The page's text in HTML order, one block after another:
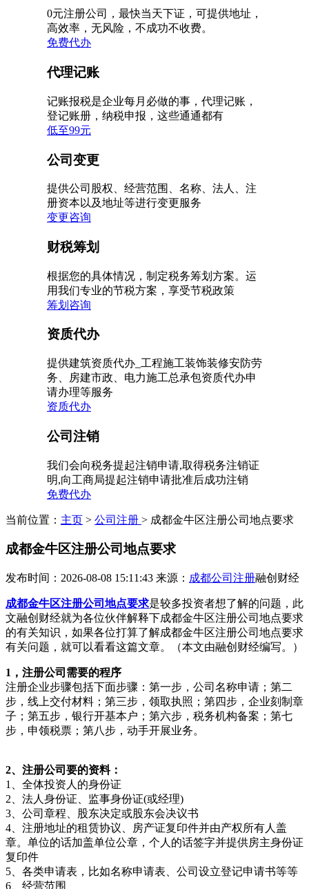
0元注册公司，最快当天下证，可提供地址，
高效率，无风险，不成功不收费。
免费代办
代理记账
记账报税是企业每月必做的事，代理记账，
登记账册，纳税申报，这些通通都有
低至99元
公司变更
提供公司股权、经营范围、名称、法人、注
册资本以及地址等进行变更服务
变更咨询
财税筹划
根据您的具体情况，制定税务筹划方案。运
用我们专业的节税方案，享受节税政策
筹划咨询
资质代办
提供建筑资质代办_工程施工装饰装修安防劳
务、房建市政、电力施工总承包资质代办申
请办理等服务
资质代办
公司注销
我们会向税务提起注销申请,取得税务注销证
明,向工商局提起注销申请批准后成功注销
免费代办
当前位置： 主页 > 公司注册 > 成都金牛区注册公司地点要求
成都金牛区注册公司地点要求
发布时间：2026-08-08 15:11:43 来源： 成都公司注册融创财经
成都金牛区注册公司地点要求是较多投资者想了解的问题，此
文融创财经就为各位伙伴解释下成都金牛区注册公司地点要求
的有关知识，如果各位打算了解成都金牛区注册公司地点要求
有关问题，就可以看看这篇文章。（本文由融创财经编写。）
1，注册公司需要的程序
注册企业步骤包括下面步骤：第一步，公司名称申请；第二
步，线上交付材料；第三步，领取执照；第四步，企业刻制章
子；第五步，银行开基本户；第六步，税务机构备案；第七
步，申领税票；第八步，动手开展业务。
2、注册公司要的资料：
1、全体投资人的身份证
2、法人身份证、监事身份证(或经理)
3、公司章程、股东决定或股东会决议书
4、注册地址的租赁协议、房产证复印件并由产权所有人盖
章。单位的话加盖单位公章，个人的话签字并提供房主身份证
复印件
5、各类申请表，比如名称申请表、公司设立登记申请书等等
6、经营范围